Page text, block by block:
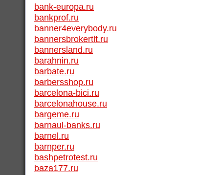
bank-europa.ru
bankprof.ru
banner4everybody.ru
bannersbrokertlt.ru
bannersland.ru
barahnin.ru
barbate.ru
barbersshop.ru
barcelona-bici.ru
barcelonahouse.ru
bargeme.ru
barnaul-banks.ru
barnel.ru
barnper.ru
bashpetrotest.ru
baza177.ru